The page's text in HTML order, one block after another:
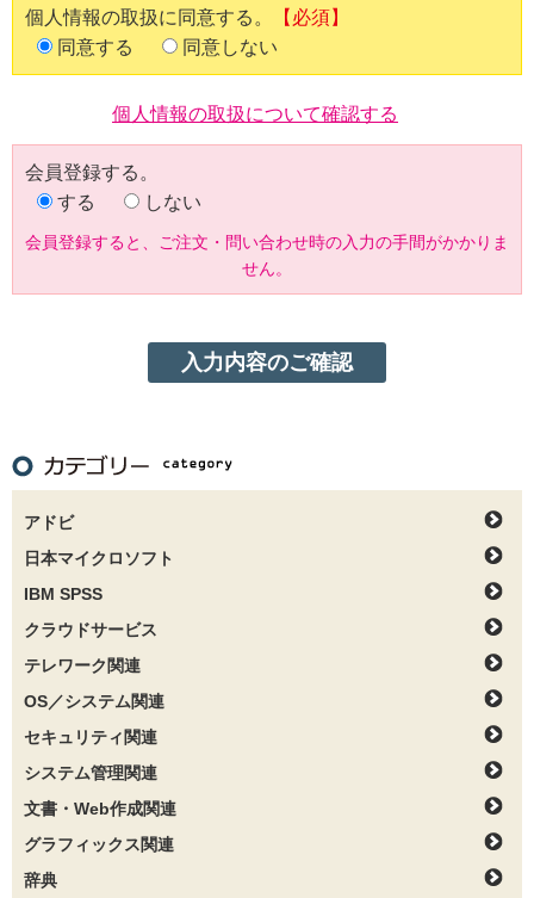
個人情報の取扱に同意する。
【必須】
同意する
同意しない
個人情報の取扱について確認する
会員登録する。
する
しない
会員登録すると、ご注文・問い合わせ時の入力の手間がかかりま
せん。
アドビ
日本マイクロソフト
IBM SPSS
クラウドサービス
テレワーク関連
OS／システム関連
セキュリティ関連
システム管理関連
文書・Web作成関連
グラフィックス関連
辞典